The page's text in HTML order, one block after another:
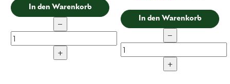
In den Warenkorb
−
+
In den Warenkorb
−
+